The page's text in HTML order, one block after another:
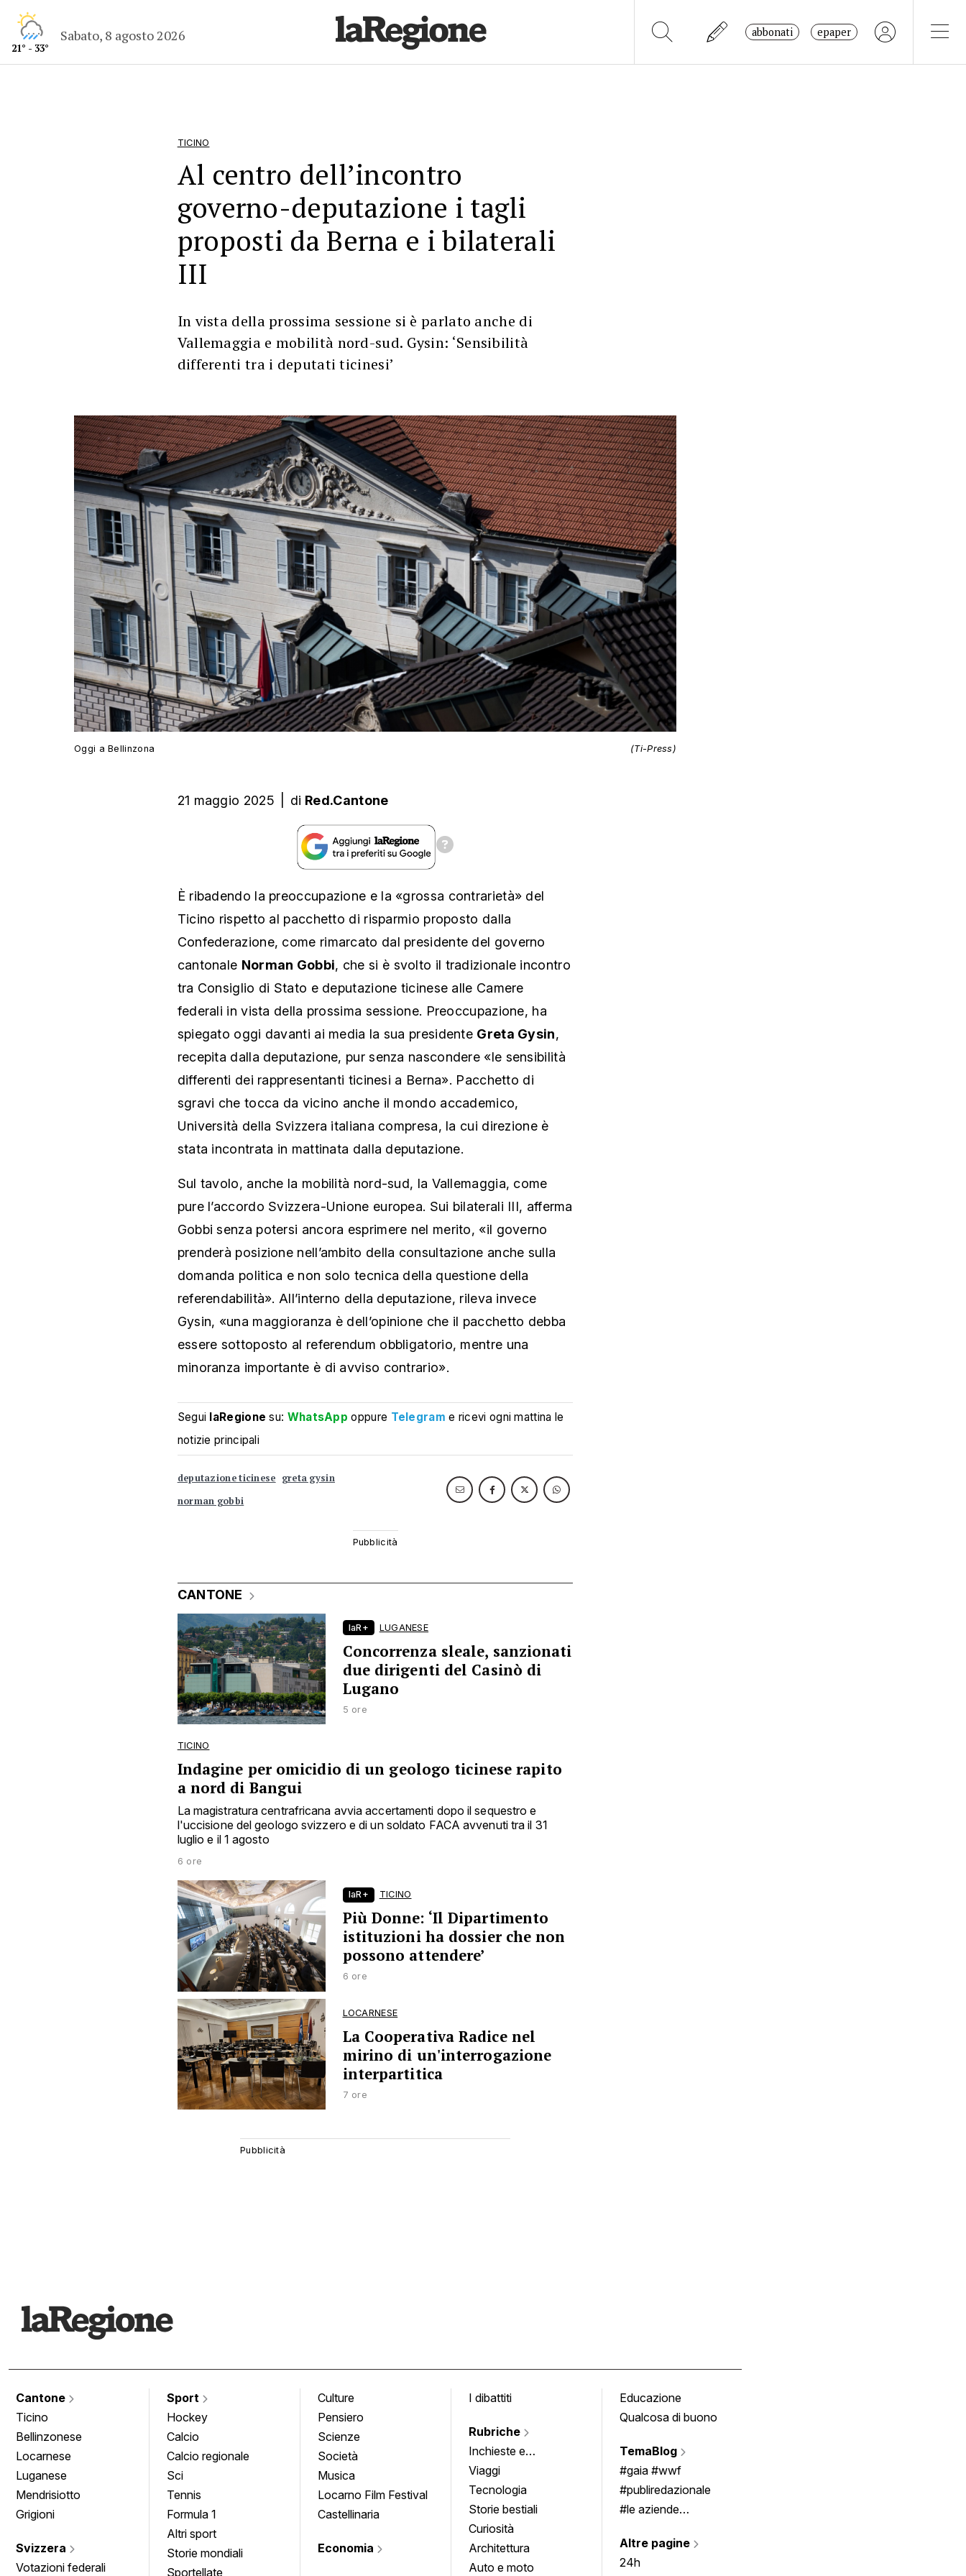
21° - 33°
Sabato, 8 agosto 2026 abbonati epaper
TICINO
Al centro dell’incontro
governo-deputazione i tagli
proposti da Berna e i bilaterali
III
In vista della prossima sessione si è parlato anche di
Vallemaggia e mobilità nord-sud. Gysin: ‘Sensibilità
differenti tra i deputati ticinesi’
Oggi a Bellinzona (Ti-Press)
21 maggio 2025 di Red.Cantone
È ribadendo la preoccupazione e la «grossa contrarietà» del
Ticino rispetto al pacchetto di risparmio proposto dalla
Confederazione, come rimarcato dal presidente del governo
cantonale Norman Gobbi, che si è svolto il tradizionale incontro
tra Consiglio di Stato e deputazione ticinese alle Camere
federali in vista della prossima sessione. Preoccupazione, ha
spiegato oggi davanti ai media la sua presidente Greta Gysin,
recepita dalla deputazione, pur senza nascondere «le sensibilità
differenti dei rappresentanti ticinesi a Berna». Pacchetto di
sgravi che tocca da vicino anche il mondo accademico,
Università della Svizzera italiana compresa, la cui direzione è
stata incontrata in mattinata dalla deputazione.
Sul tavolo, anche la mobilità nord-sud, la Vallemaggia, come
pure l’accordo Svizzera-Unione europea. Sui bilaterali III, afferma
Gobbi senza potersi ancora esprimere nel merito, «il governo
prenderà posizione nell’ambito della consultazione anche sulla
domanda politica e non solo tecnica della questione della
referendabilità». All’interno della deputazione, rileva invece
Gysin, «una maggioranza è dell’opinione che il pacchetto debba
essere sottoposto al referendum obbligatorio, mentre una
minoranza importante è di avviso contrario».
Segui laRegione su: WhatsApp oppure Telegram e ricevi ogni mattina le
notizie principali
deputazione ticinese greta gysin
norman gobbi
CANTONE
laR+ LUGANESE
Concorrenza sleale, sanzionati
due dirigenti del Casinò di
Lugano
5 ore
TICINO
Indagine per omicidio di un geologo ticinese rapito
a nord di Bangui
La magistratura centrafricana avvia accertamenti dopo il sequestro e
l'uccisione del geologo svizzero e di un soldato FACA avvenuti tra il 31
luglio e il 1 agosto
6 ore
laR+ TICINO
Più Donne: ‘Il Dipartimento
istituzioni ha dossier che non
possono attendere’
6 ore
LOCARNESE
La Cooperativa Radice nel
mirino di un'interrogazione
interpartitica
7 ore
Cantone
Ticino
Bellinzonese
Locarnese
Luganese
Mendrisiotto
Grigioni
Svizzera
Votazioni federali
Sport
Hockey
Calcio
Calcio regionale
Sci
Tennis
Formula 1
Altri sport
Storie mondiali
Sportellate
Culture
Pensiero
Scienze
Società
Musica
Locarno Film Festival
Castellinaria
Economia
I dibattiti
Rubriche
Inchieste e
approfondimenti
Viaggi
Tecnologia
Storie bestiali
Curiosità
Architettura
Auto e moto
Educazione
Qualcosa di buono
TemaBlog
#gaia #wwf
#publiredazionale
#le aziende
Altre pagine
24h